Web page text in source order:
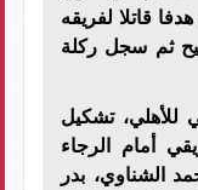
قاتلا لفريقه
ثم سجل ركلة
للأهلي، تشكيل
أمام الرجاء
الشناوي، بدر